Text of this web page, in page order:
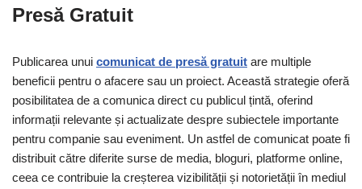
Presă Gratuit
Publicarea unui comunicat de presă gratuit are multiple
beneficii pentru o afacere sau un proiect. Această strategie oferă
posibilitatea de a comunica direct cu publicul țintă, oferind
informații relevante și actualizate despre subiectele importante
pentru companie sau eveniment. Un astfel de comunicat poate fi
distribuit către diferite surse de media, bloguri, platforme online,
ceea ce contribuie la creșterea vizibilității și notorietății în mediul